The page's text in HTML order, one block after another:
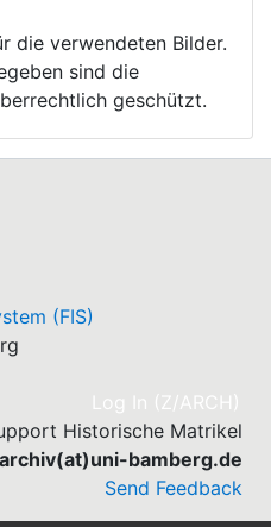
die verwendeten Bilder.
sind die
geschützt.
(FIS)
Log In (Z/ARCH)
Historische Matrikel
archiv(at)uni-bamberg.de
Send Feedback